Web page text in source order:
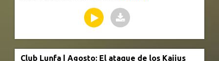
Club Lunfa | Agosto: El ataque de los Kaijus